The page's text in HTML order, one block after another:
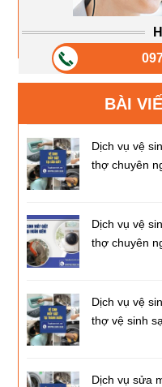
BÀI
Dịch vụ vệ
thợ chuyên
Dịch vụ vệ
thợ chuyên
Dịch vụ vệ
thợ vệ sinh
Dịch vụ sửa